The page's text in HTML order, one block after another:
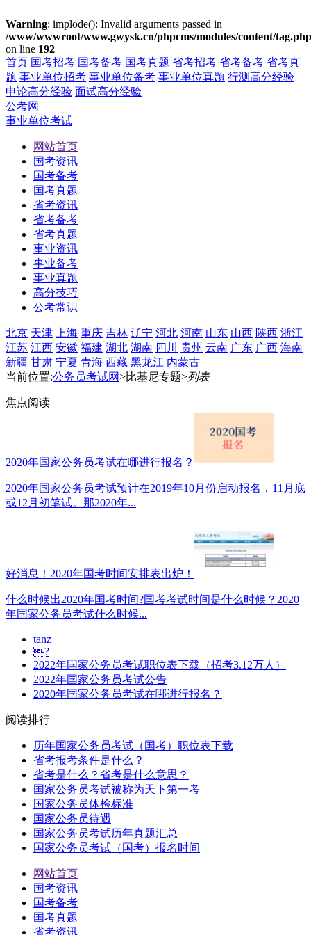
Warning: implode(): Invalid arguments passed in
/www/wwwroot/www.gwysk.cn/phpcms/modules/content/tag.php
on line 192
首页 国考招考 国考备考 国考真题 省考招考 省考备考 省考真
题 事业单位招考 事业单位备考 事业单位真题 行测高分经验
申论高分经验 面试高分经验
公考网
事业单位考试
网站首页
国考资讯
国考备考
国考真题
省考资讯
省考备考
省考真题
事业资讯
事业备考
事业真题
高分技巧
公考常识
北京 天津 上海 重庆 吉林 辽宁 河北 河南 山东 山西 陕西 浙江
江苏 江西 安徽 福建 湖北 湖南 四川 贵州 云南 广东 广西 海南
新疆 甘肃 宁夏 青海 西藏 黑龙江 内蒙古
当前位置:公务员考试网>比基尼专题>列表
焦点阅读
2020年国家公务员考试在哪进行报名？
2020年国家公务员考试预计在2019年10月份启动报名，11月底
或12月初笔试。那2020年...
好消息！2020年国考时间安排表出炉！
什么时候出2020年国考时间?国考考试时间是什么时候？2020
年国家公务员考试什么时候...
tanz
?
2022年国家公务员考试职位表下载（招考3.12万人）
2022年国家公务员考试公告
2020年国家公务员考试在哪进行报名？
阅读排行
历年国家公务员考试（国考）职位表下载
省考报考条件是什么？
省考是什么？省考是什么意思？
国家公务员考试被称为天下第一考
国家公务员体检标准
国家公务员待遇
国家公务员考试历年真题汇总
国家公务员考试（国考）报名时间
网站首页
国考资讯
国考备考
国考真题
省考资讯